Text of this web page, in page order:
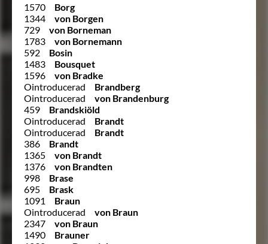
1570
Borg
1344
von Borgen
729
von Borneman
1783
von Bornemann
592
Bosin
1483
Bousquet
1596
von Bradke
Ointroducerad
Brandberg
Ointroducerad
von Brandenburg
459
Brandskiöld
Ointroducerad
Brandt
Ointroducerad
Brandt
386
Brandt
1365
von Brandt
1376
von Brandten
998
Brase
695
Brask
1091
Braun
Ointroducerad
von Braun
2347
von Braun
1490
Brauner